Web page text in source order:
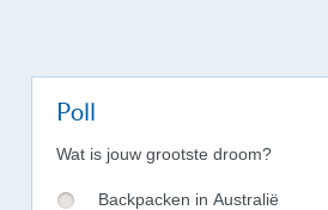
Poll
Wat is jouw grootste droom?
Backpacken in Australië